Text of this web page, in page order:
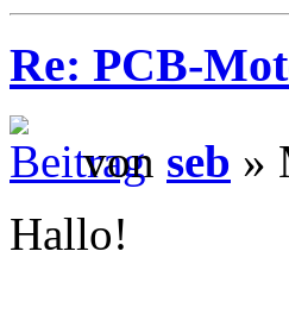
Re: PCB-
von seb »
Hallo!